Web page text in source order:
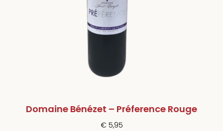
Domaine Bénézet – Préference Rouge
€ 5,95